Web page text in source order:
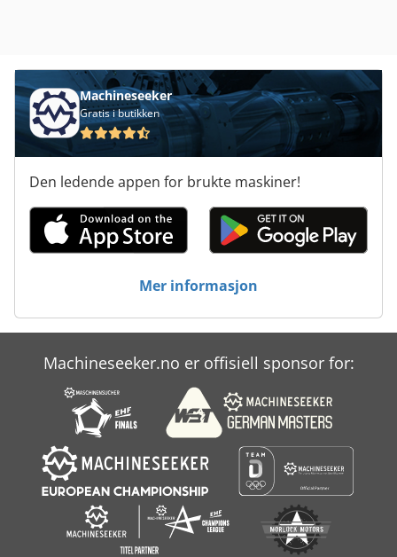
Machineseeker
Gratis i butikken
Den ledende appen for brukte maskiner!
Mer informasjon
Machineseeker.no er offisiell sponsor for: